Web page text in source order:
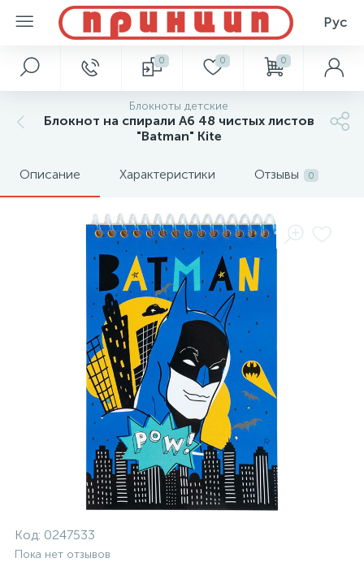
Рус
0 0 0
Блокноты детские
Блокнот на спирали А6 48 чистых листов
"Batman" Kite
Описание Характеристики Отзывы 0
Код: 0247533
Пока нет отзывов